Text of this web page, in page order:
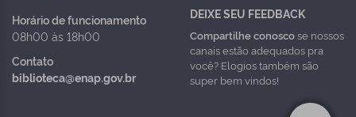
Horário de funcionamento
08h00 às 18h00
Contato
biblioteca@enap.gov.br
DEIXE SEU FEEDBACK
Compartilhe conoscose nossos
canais estão adequados pra
você? Elogios também são
super bem vindos!